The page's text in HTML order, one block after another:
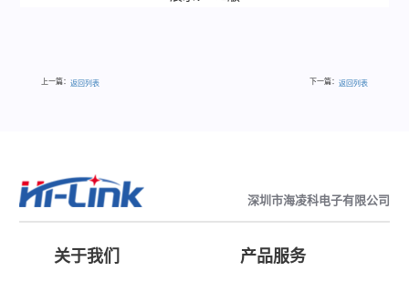
上一篇： 返回列表 下一篇：返回列表
深圳市海凌科电子有限公司
关于我们 产品服务